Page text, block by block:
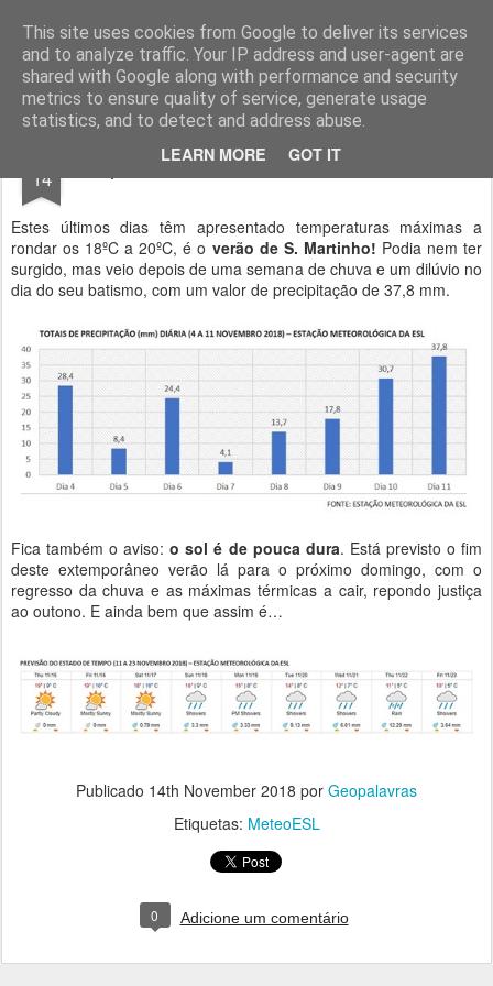
This site uses cookies from Google to deliver its services
and to analyze traffic. Your IP address and user-agent are
shared with Google along with performance and security
metrics to ensure quality of service, generate usage
statistics, and to detect and address abuse.
LEARN MORE GOT IT
Geopalavras
canal800 clique ZapCanal
14 Supostamente o verão de S. Martinho.
Estes últimos dias têm apresentado temperaturas máximas a
rondar os 18ºC a 20ºC, é o verão de S. Martinho! Podia nem ter
surgido, mas veio depois de uma semana de chuva e um dilúvio no
dia do seu batismo, com um valor de precipitação de 37,8 mm.
Fica também o aviso:o sol é de pouca dura. Está previsto o fim
deste extemporâneo verão lá para o próximo domingo, com o
regresso da chuva e as máximas térmicas a cair, repondo justiça
ao outono. E ainda bem que assim é…
Publicado 14th November 2018 por Geopalavras
Etiquetas: MeteoESL
0 Adicione um comentário